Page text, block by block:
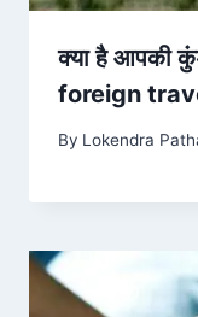
क्या है आपकी
foreign
By Lokendra